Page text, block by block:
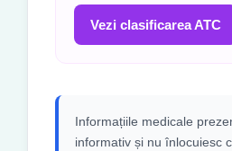
Vezi clasificarea ATC
Informațiile medicale
informativ și nu înlocuiesc